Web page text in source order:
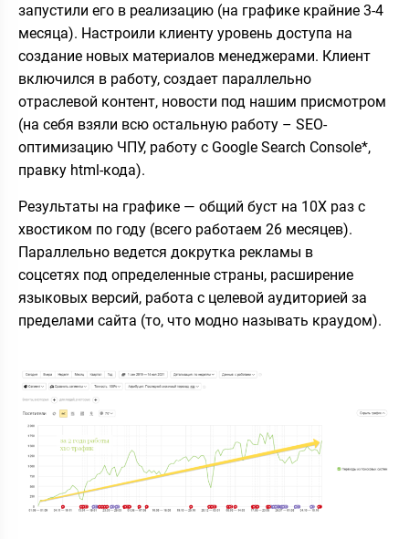
запустили его в реализацию (на графике крайние 3-4
месяца). Настроили клиенту уровень доступа на
создание новых материалов менеджерами. Клиент
включился в работу, создает параллельно
отраслевой контент, новости под нашим присмотром
(на себя взяли всю остальную работу – SEO-
оптимизацию ЧПУ, работу с Google Search Console*,
правку html-кода).
Результаты на графике — общий буст на 10X раз с
хвостиком по году (всего работаем 26 месяцев).
Параллельно ведется докрутка рекламы в
соцсетях под определенные страны, расширение
языковых версий, работа с целевой аудиторией за
пределами сайта (то, что модно называть краудом).